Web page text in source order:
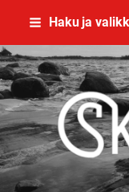
Siirry
sisältöön
Haku ja